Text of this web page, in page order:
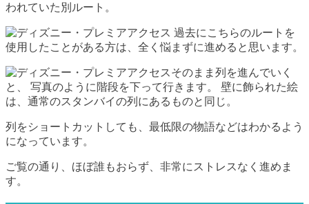
われていた別ルート。
過去にこちらのルートを
使用したことがある方は、全く悩まずに進めると思います。
そのまま列を進んでいく
と、 写真のように階段を下って行きます。 壁に飾られた絵
は、通常のスタンバイの列にあるものと同じ。
列をショートカットしても、最低限の物語などはわかるよう
になっています。
ご覧の通り、ほぼ誰もおらず、非常にストレスなく進めま
す。